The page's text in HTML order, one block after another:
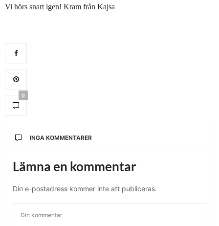
Vi hörs snart igen! Kram från Kajsa
0
INGA KOMMENTARER
Lämna en kommentar
Din e-postadress kommer inte att publiceras.